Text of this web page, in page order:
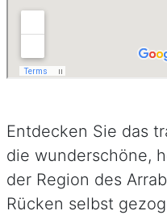
Entdecken Sie das
die wunderschöne,
der Region des
Rücken selbst